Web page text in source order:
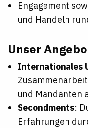
Engagement
und Handeln
Unser
Internationales
und Mandanten
Secondments:
Erfahrungen